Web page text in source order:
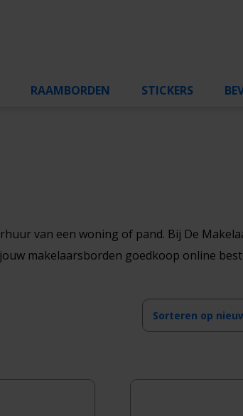
RAAMBORDEN STICKERS
van een woning of pand. Bij De
makelaarsborden goedkoop online